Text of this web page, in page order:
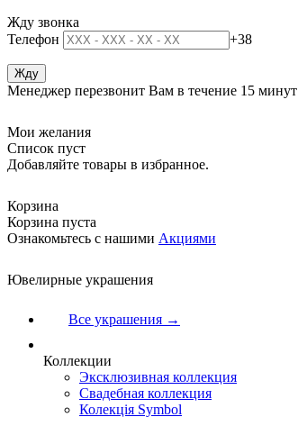
Жду звонка
Телефон
+38
Менеджер перезвонит Вам в течение 15 минут
Мои желания
Список пуст
Добавляйте товары в избранное.
Корзина
Корзина пуста
Ознакомьтесь с нашими Акциями
Ювелирные украшения
Все украшения →
Коллекции
Эксклюзивная коллекция
Свадебная коллекция
Колекція Symbol